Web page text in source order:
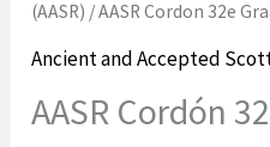
(AASR) / AASR Cordon 32e
Ancient and Accepted
AASR Cordón